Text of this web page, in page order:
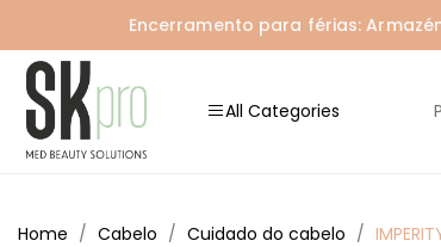
Encerramento para férias:
All Categories
Home Cabelo Cuidado do cabelo